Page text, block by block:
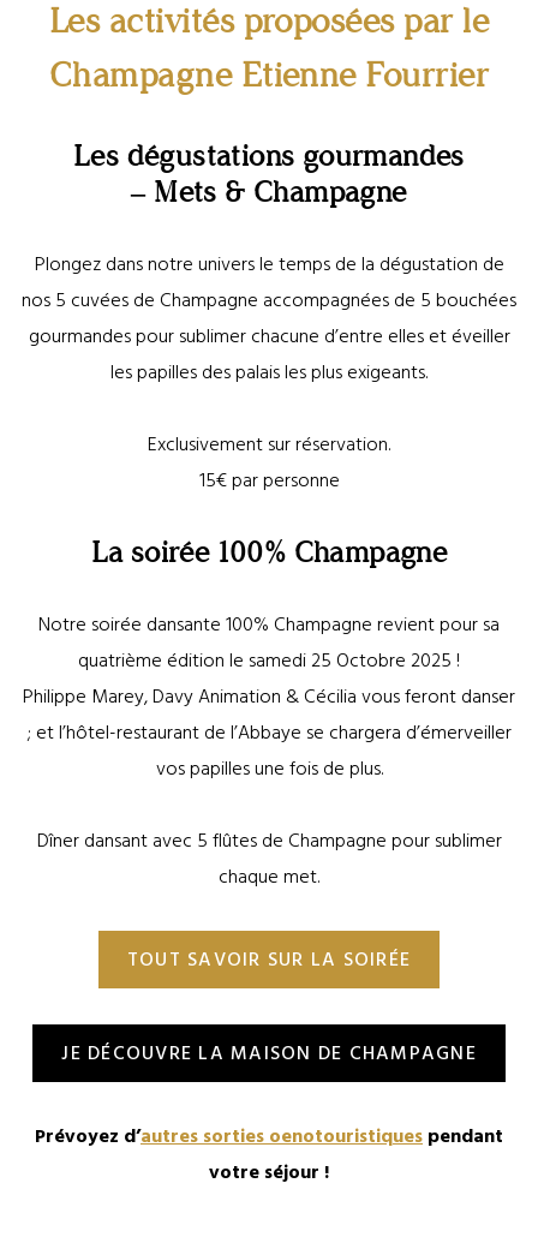
Les activités proposées par le
Champagne Etienne Fourrier
Les dégustations gourmandes
– Mets & Champagne
Plongez dans notre univers le temps de la dégustation de
nos 5 cuvées de Champagne accompagnées de 5 bouchées
gourmandes pour sublimer chacune d’entre elles et éveiller
les papilles des palais les plus exigeants.
Exclusivement sur réservation.
15€ par personne
La soirée 100% Champagne
Notre soirée dansante 100% Champagne revient pour sa
quatrième édition le samedi 25 Octobre 2025 !
Philippe Marey, Davy Animation & Cécilia vous feront danser
; et l’hôtel-restaurant de l’Abbaye se chargera d’émerveiller
vos papilles une fois de plus.
Dîner dansant avec 5 flûtes de Champagne pour sublimer
chaque met.
TOUT SAVOIR SUR LA SOIRÉE
JE DÉCOUVRE LA MAISON DE CHAMPAGNE
Prévoyez d’autres sorties oenotouristiquespendant
votre séjour !